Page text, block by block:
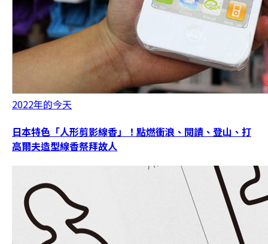
2022年的今天
日本特色「人形剪影線香」！點燃衝浪、閱讀、登山、打
高爾夫造型線香祭拜故人